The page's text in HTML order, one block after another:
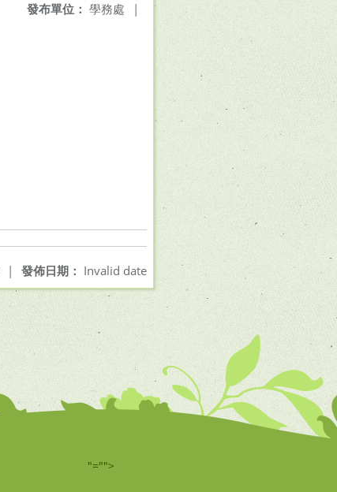
發布單位： 學務處 |
發佈日期： Invalid date
|
"="">